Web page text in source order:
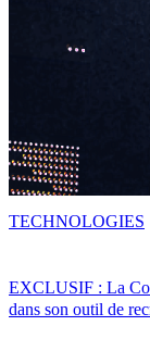
EXCLUSIF : La
dans son outil de
TECHNOLOGIES